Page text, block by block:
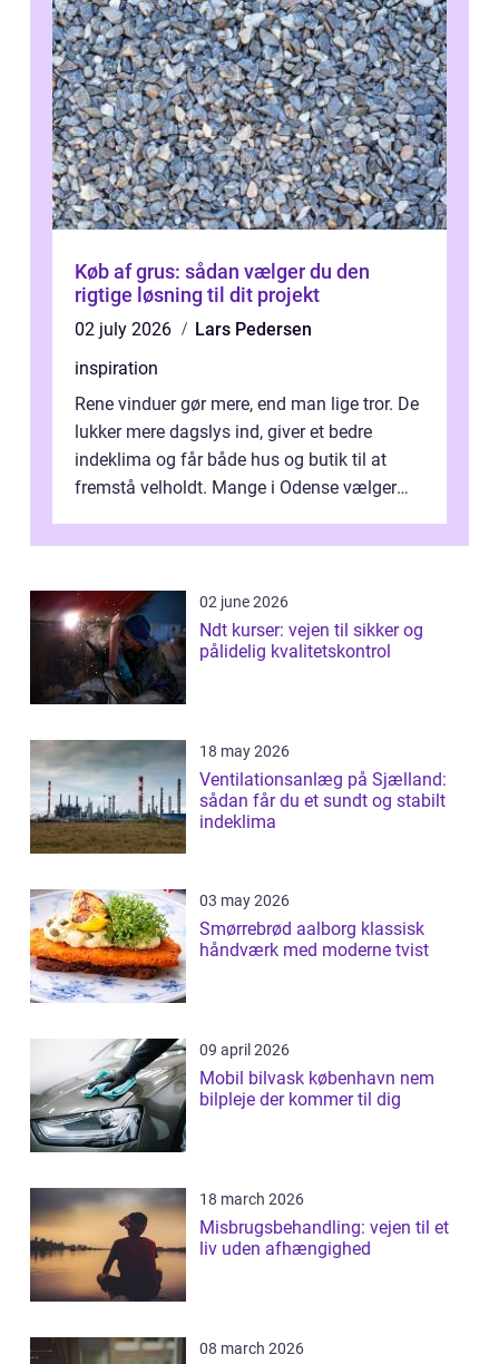
Køb af grus: sådan vælger du den
rigtige løsning til dit projekt
02 july 2026
Lars Pedersen
inspiration
Rene vinduer gør mere, end man lige tror. De
lukker mere dagslys ind, giver et bedre
indeklima og får både hus og butik til at
fremstå velholdt. Mange i Odense vælger
02 june 2026
Ndt kurser: vejen til sikker og
pålidelig kvalitetskontrol
18 may 2026
Ventilationsanlæg på Sjælland:
sådan får du et sundt og stabilt
indeklima
03 may 2026
Smørrebrød aalborg klassisk
håndværk med moderne tvist
09 april 2026
Mobil bilvask københavn nem
bilpleje der kommer til dig
18 march 2026
Misbrugsbehandling: vejen til et
liv uden afhængighed
08 march 2026